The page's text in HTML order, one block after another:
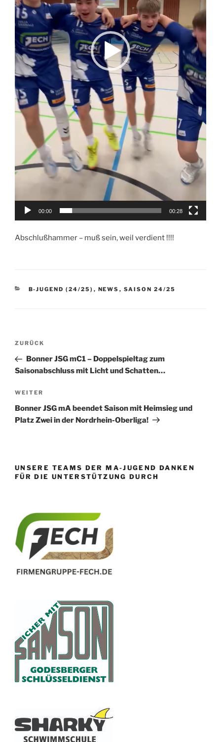
00:00 00:28
Abschlußhammer – muß sein, weil verdient !!!!
KATEGORIEN
B-JUGEND (24/25) , NEWS , SAISON 24/25
Beitragsnavigation
Vorheriger
Beitrag
ZURÜCK
Bonner JSG mC1 – Doppelspieltag zum
Saisonabschluss mit Licht und Schatten…
Nächster
Beitrag
WEITER
Bonner JSG mA beendet Saison mit Heimsieg und
Platz Zwei in der Nordrhein-Oberliga!
UNSERE TEAMS DER MA-JUGEND DANKEN
FÜR DIE UNTERSTÜTZUNG DURCH